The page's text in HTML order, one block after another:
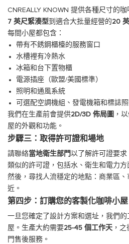
CNREALLY KNOWN 提供各種尺寸的
7 英尺緊湊型到適合大批量經營的20
每間小屋都包含：
帶有不銹鋼櫃檯的服務窗口
水槽裡有冷熱水
冰箱和台下置物櫃
電源插座（歐盟/美國標準）
照明和通風系統
可選配空調機組、發電機箱和標誌照
我們在生產前會提供2D/3D 佈局圖 ，
屋的外觀和功能。
步驟三：取得許可證和場地
請聯絡當地衛生部門以了解許可證要
類似的許可證，包括水、衛生和電力方
然後，尋找人流穩定的地點：商業區
近。
第四步：訂購您的客製化咖啡小屋
一旦您確定了設計方案和選址，我們
屋。生產大約需要25-45 個工作天 ，
門售後服務。